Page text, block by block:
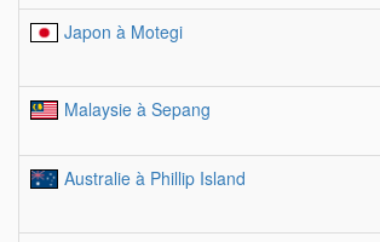
Japon à Motegi
Malaysie à Sepang
Australie à Phillip Island